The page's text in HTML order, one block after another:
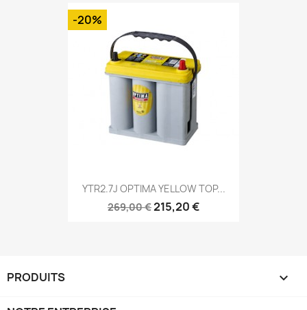
YTR2.7J OPTIMA YELLOW TOP...
269,00 €215,20 €
-20%
PRODUITS 